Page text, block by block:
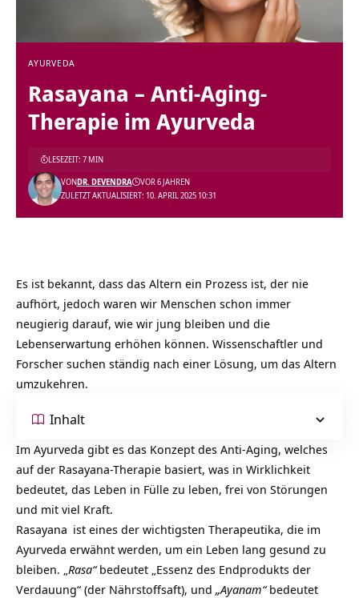
AYURVEDA
Rasayana – Anti-Aging-
Therapie im Ayurveda
ZULETZT AKTUALISIERT: 10. APRIL 2025 10:31
VONDR. DEVENDRA VOR 6 JAHREN
LESEZEIT: 7 MIN
Es ist bekannt, dass das Altern ein Prozess ist, der nie
aufhört, jedoch waren wir Menschen schon immer
neugierig darauf, wie wir jung bleiben und die
Lebenserwartung erhöhen können. Wissenschaftler und
Forscher suchen ständig nach einer Lösung, um das Altern
umzukehren.
Inhalt
Im Ayurveda gibt es das Konzept des Anti-Aging, welches
auf der Rasayana-Therapie basiert, was in Wirklichkeit
bedeutet, das Leben in Fülle zu leben, frei von Störungen
und mit viel Kraft.
Rasayana ist eines der wichtigsten Therapeutika, die im
Ayurveda erwähnt werden, um ein Leben lang gesund zu
bleiben. „ Rasa“bedeutet „Essenz des Endprodukts der
Verdauung“ (der Nährstoffsaft), und „Ayanam“bedeutet